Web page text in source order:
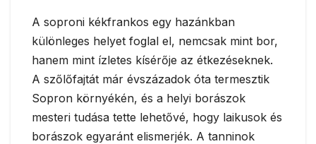
A soproni kékfrankos egy hazánkban
különleges helyet foglal el, nemcsak mint bor,
hanem mint ízletes kísérője az étkezéseknek.
A szőlőfajtát már évszázadok óta termesztik
Sopron környékén, és a helyi borászok
mesteri tudása tette lehetővé, hogy laikusok és
borászok egyaránt elismerjék. A tanninok